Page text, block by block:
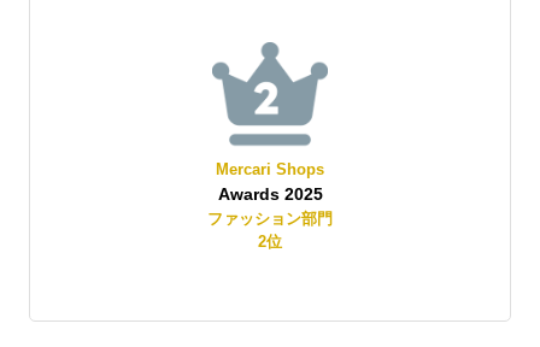
Mercari Shops
Awards 2025
ファッション部門
2位